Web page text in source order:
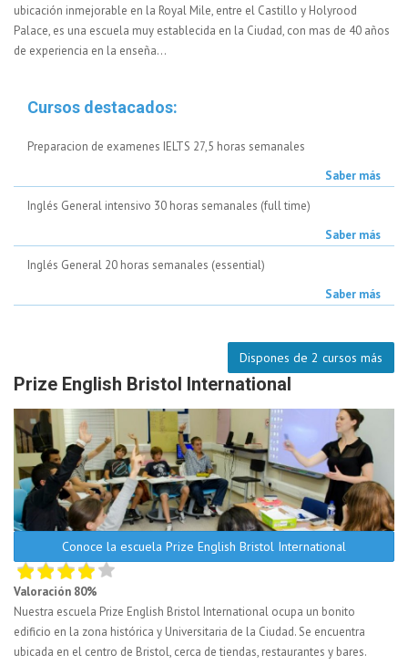
ubicación inmejorable en la Royal Mile, entre el Castillo y Holyrood
Palace, es una escuela muy establecida en la Ciudad, con mas de 40 años
de experiencia en la enseña...
Cursos destacados:
Preparacion de examenes IELTS 27,5 horas semanales
Saber más
Inglés General intensivo 30 horas semanales (full time)
Saber más
Inglés General 20 horas semanales (essential)
Saber más
Dispones de 2 cursos más
Prize English Bristol International
Conoce la escuela Prize English Bristol International
Valoración 80%
Nuestra escuela Prize English Bristol International ocupa un bonito
edificio en la zona histórica y Universitaria de la Ciudad. Se encuentra
ubicada en el centro de Bristol, cerca de tiendas, restaurantes y bares.